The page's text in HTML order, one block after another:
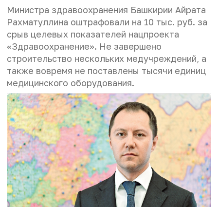
Министра здравоохранения Башкирии Айрата
Рахматуллина оштрафовали на 10 тыс. руб. за
срыв целевых показателей нацпроекта
«Здравоохранение». Не завершено
строительство нескольких медучреждений, а
также вовремя не поставлены тысячи единиц
медицинского оборудования.